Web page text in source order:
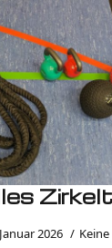
2026